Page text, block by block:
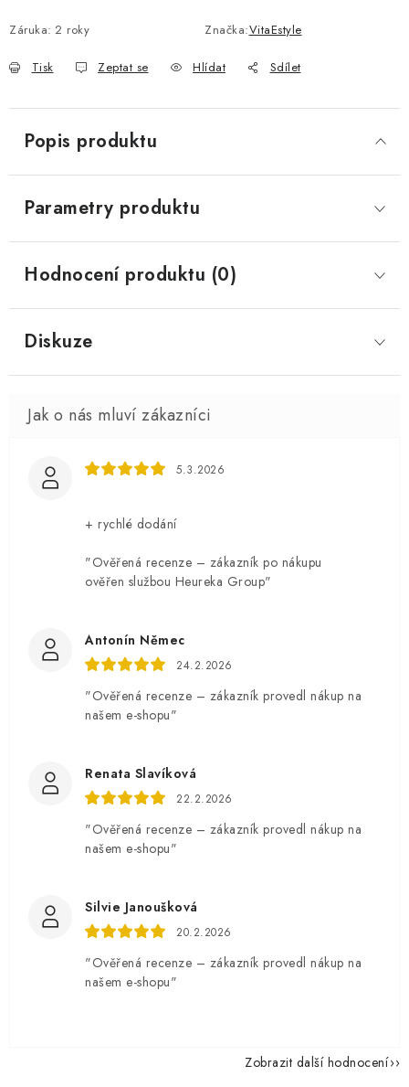
Záruka: 2 roky Značka:VitaEstyle
Tisk Zeptat se Hlídat Sdílet
Popis produktu
Parametry produktu
Hodnocení produktu (0)
Diskuze
5.3.2026
+ rychlé dodání
"Ověřená recenze – zákazník po nákupu
ověřen službou Heureka Group"
Antonín Němec
24.2.2026
"Ověřená recenze – zákazník provedl nákup na
našem e-shopu"
Renata Slavíková
22.2.2026
"Ověřená recenze – zákazník provedl nákup na
našem e-shopu"
Silvie Janoušková
20.2.2026
"Ověřená recenze – zákazník provedl nákup na
našem e-shopu"
Zobrazit další hodnocení